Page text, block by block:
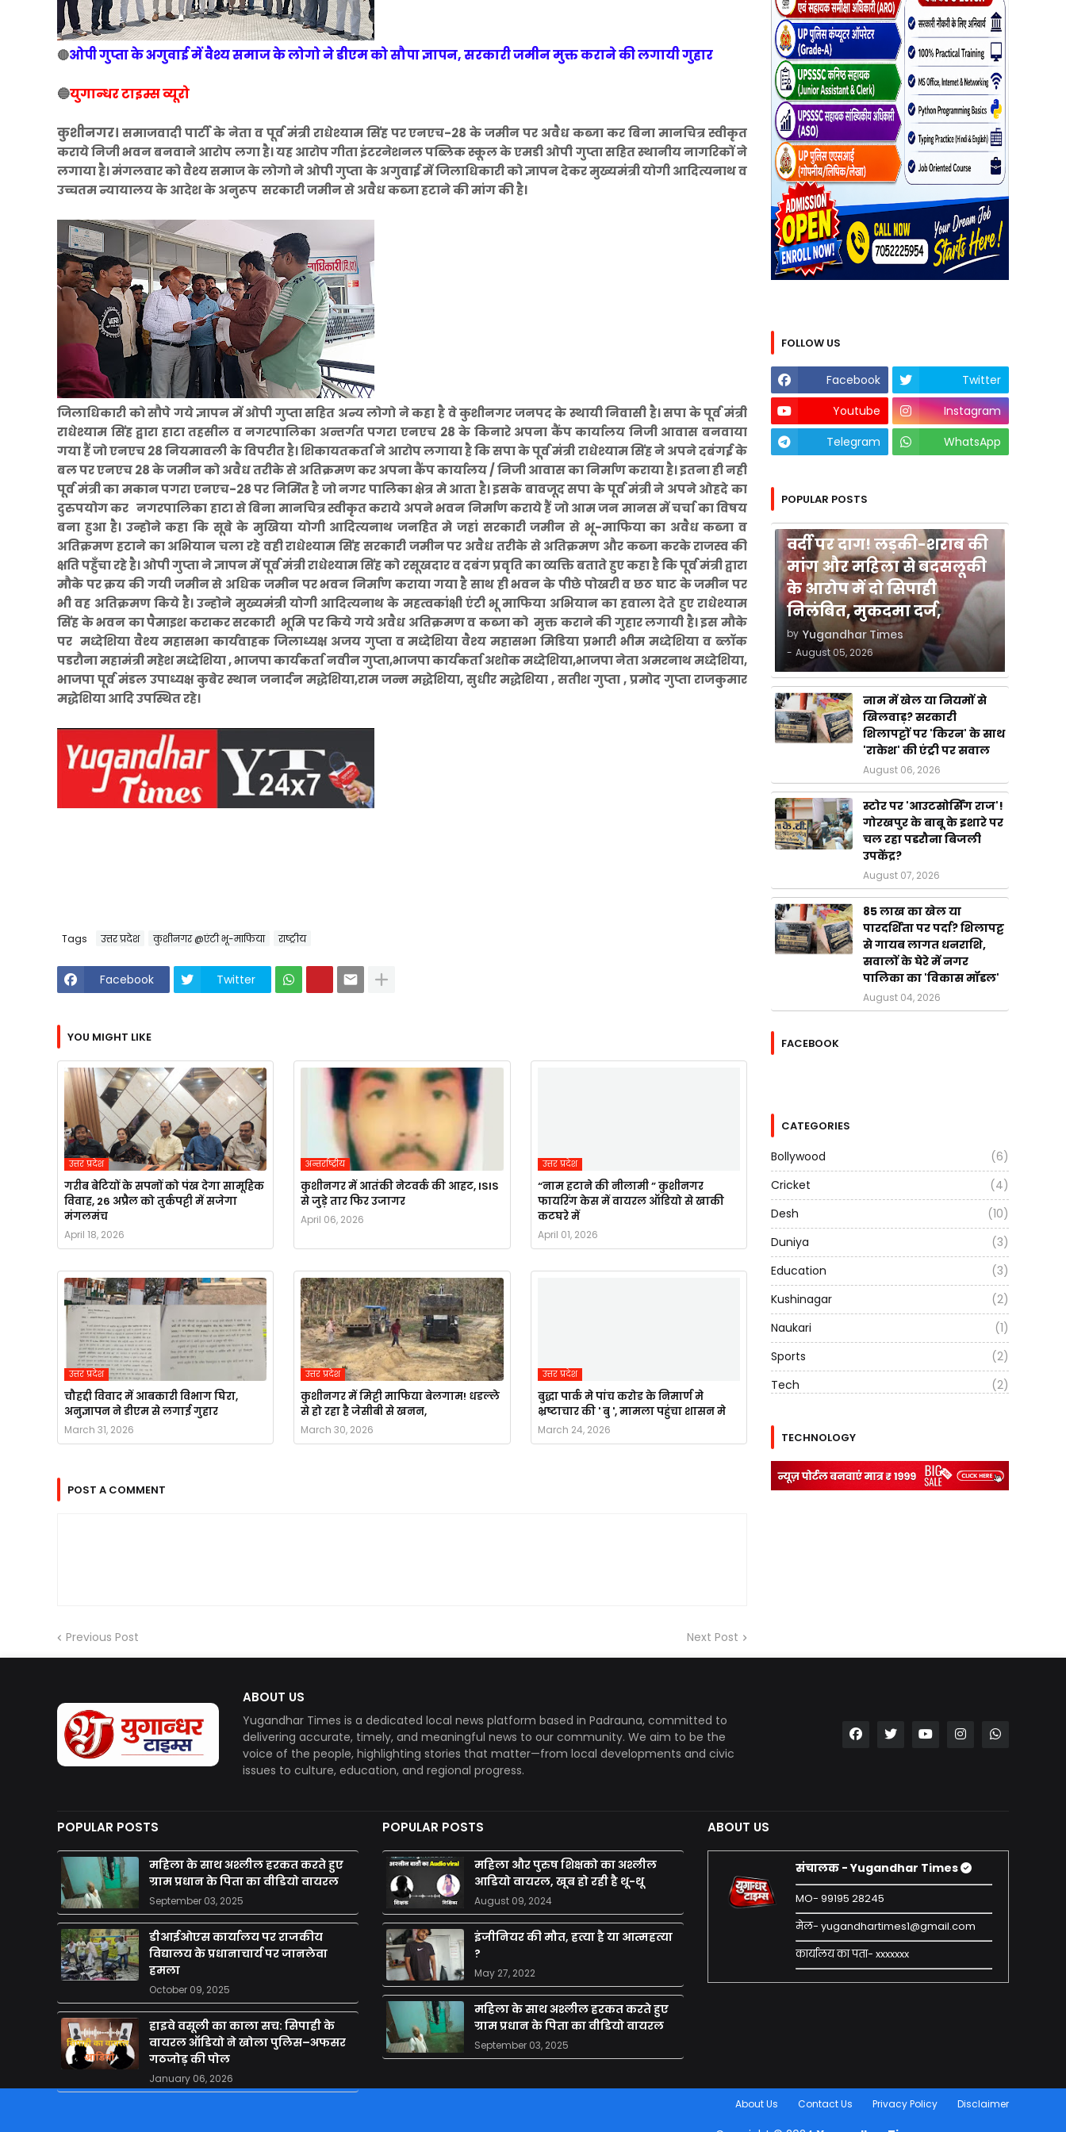
🔴ओपी गुप्ता के अगुवाई में वैश्य समाज के लोगो ने डीएम को सौपा ज्ञापन, सरकारी जमीन मुक्त कराने की लगायी गुहार
🔵युगान्धर टाइम्स व्यूरो
कुशीनगर। समाजवादी पार्टी के नेता व पूर्व मंत्री राधेश्याम सिंह पर एनएच-28 के जमीन पर अवैध कब्जा कर बिना मानचित्र स्वीकृत
कराये निजी भवन बनवाने आरोप लगा है। यह आरोप गीता इंटरनेशनल पब्लिक स्कूल के एमडी ओपी गुप्ता सहित स्थानीय नागरिकों ने
लगाया है। मंगलवार को वैश्य समाज के लोगो ने ओपी गुप्ता के अगुवाई में जिलाधिकारी को ज्ञापन देकर मुख्यमंत्री योगी आदित्यनाथ व
उच्चतम न्यायालय के आदेश के अनुरूप सरकारी जमीन से अवैध कब्जा हटाने की मांग की है।
जिलाधिकारी को सौपे गये ज्ञापन में ओपी गुप्ता सहित अन्य लोगो ने कहा है वे कुशीनगर जनपद के स्थायी निवासी है। सपा के पूर्व मंत्री
राधेश्याम सिंह ‌द्वारा हाटा तहसील व नगरपालिका अन्तर्गत पगरा एनएच 28 के किनारे अपना कैंप कार्यालय निजी आवास बनवाया
गया हैं जो एनएच 28 नियमावली के विपरीत है। शिकायतकर्ता ने आरोप लगाया है कि सपा के पूर्व मंत्री राधेश्याम सिंह ने अपने दबंगई के
बल पर एनएच 28 के जमीन को अवैध तरीके से अतिक्रमण कर अपना कैंप कार्यालय / निजी आवास का निर्माण कराया है। इतना ही नही
पूर्व मंत्री का मकान पगरा एनएच-28 पर निर्मित है जो नगर पालिका क्षेत्र मे आता है। इसके बावजूद सपा के पूर्व मंत्री ने अपने ओहदे का
दुरुपयोग कर नगरपालिका हाटा से बिना मानचित्र स्वीकृत कराये अपने भवन निर्माण कराये हैं जो आम जन मानस में चर्चा का विषय
बना हुआ है। उन्होने कहा कि सूबे के मुखिया योगी आदित्यनाथ जनहित मे जहां सरकारी जमीन से भू-माफिया का अवैध कब्जा व
अतिक्रमण हटाने का अभियान चला रहे वही राधेश्याम सिंह सरकारी जमीन पर अवैध तरीके से अतिक्रमण और कब्जा करके राजस्व की
क्षति पहुँचा रहे है। ओपी गुप्ता ने ज्ञापन में पूर्व मंत्री राधेश्याम सिंह को रसूखदार व दबंग प्रवृति का व्यक्ति बताते हुए कहा है कि पूर्व मंत्री द्वारा
मौके पर क्रय की गयी जमीन से अधिक जमीन पर भवन निर्माण कराया गया है साथ ही भवन के पीछे पोखरी व छठ घाट के जमीन पर
भी वह अतिक्रमण किये है। उन्होने मुख्यमंत्री योगी आदित्यनाथ के महत्वकांक्षी एंटी भू माफिया अभियान का हवाला देते हुए राधेश्याम
सिंह के भवन का पैमाइश कराकर सरकारी भूमि पर किये गये अवैध अतिक्रमण व कब्जा को मुक्त कराने की गुहार लगायी है। इस मौके
पर मध्देशिया वैश्य महासभा कार्यवाहक जिलाध्यक्ष अजय गुप्ता व मध्देशिया वैश्य महासभा मिडिया प्रभारी भीम मध्देशिया व ब्लॉक
पडरौना महामंत्री महेश मध्देशिया , भाजपा कार्यकर्ता नवीन गुप्ता,भाजपा कार्यकर्ता अशोक मध्देशिया,भाजपा नेता अमरनाथ मध्देशिया,
भाजपा पूर्व मंडल उपाध्यक्ष कुबेर स्थान जनार्दन मद्धेशिया,राम जन्म मद्धेशिया, सुधीर मद्धेशिया , सतीश गुप्ता , प्रमोद गुप्ता राजकुमार
मद्धेशिया आदि उपस्थित रहे।
Tags उत्तर प्रदेश कुशीनगर @एंटी भू-माफिया राष्ट्रीय
Facebook Twitter
YOU MIGHT LIKE
उत्तर प्रदेश
गरीब बेटियों के सपनों को पंख देगा सामूहिक
विवाह, 26 अप्रैल को तुर्कपट्टी में सजेगा
मंगलमंच
April 18, 2026
अन्तर्राष्ट्रीय
कुशीनगर में आतंकी नेटवर्क की आहट, ISIS
से जुड़े तार फिर उजागर
April 06, 2026
उत्तर प्रदेश
“नाम हटाने की नीलामी ” कुशीनगर
फायरिंग केस में वायरल ऑडियो से खाकी
कटघरे में
April 01, 2026
उत्तर प्रदेश
चौहद्दी विवाद में आबकारी विभाग घिरा,
अनुज्ञापन ने डीएम से लगाई गुहार
March 31, 2026
उत्तर प्रदेश
कुशीनगर में मिट्टी माफिया बेलगाम! धडल्ले
से हो रहा है जेसीबी से खनन,
March 30, 2026
उत्तर प्रदेश
बुद्धा पार्क मे पांच करोड के निमार्ण मे
भ्रष्टाचार की ' बु ', मामला पहुंचा शासन मे
March 24, 2026
POST A COMMENT
Previous Post Next Post
FOLLOW US
Facebook
Twitter
Youtube
Instagram
Telegram
WhatsApp
POPULAR POSTS
वर्दी पर दाग! लड़की-शराब की
मांग और महिला से बदसलूकी
के आरोप में दो सिपाही
निलंबित, मुकदमा दर्ज,
by Yugandhar Times
- August 05, 2026
नाम में खेल या नियमों से
खिलवाड़? सरकारी
शिलापट्टों पर 'किरन' के साथ
'राकेश' की एंट्री पर सवाल
August 06, 2026
स्टोर पर 'आउटसोर्सिंग राज'!
गोरखपुर के बाबू के इशारे पर
चल रहा पडरौना बिजली
उपकेंद्र?
August 07, 2026
85 लाख का खेल या
पारदर्शिता पर पर्दा? शिलापट्ट
से गायब लागत धनराशि,
सवालों के घेरे में नगर
पालिका का 'विकास मॉडल'
August 04, 2026
FACEBOOK
CATEGORIES
Bollywood
(6)
Cricket
(4)
Desh
(10)
Duniya
(3)
Education
(3)
Kushinagar
(2)
Naukari
(1)
Sports
(2)
Tech
(2)
TECHNOLOGY
ABOUT US
Yugandhar Times is a dedicated local news platform based in Padrauna, committed to
delivering accurate, timely, and meaningful news to our community. We aim to be the
voice of the people, highlighting stories that matter—from local developments and civic
issues to culture, education, and regional progress.
POPULAR POSTS
महिला के साथ अश्लील हरकत करते हुए
ग्राम प्रधान के पिता का वीडियो वायरल
September 03, 2025
डीआईओएस कार्यालय पर राजकीय
विद्यालय के प्रधानाचार्य पर जानलेवा
हमला
October 09, 2025
हाइवे वसूली का काला सच: सिपाही के
वायरल ऑडियो ने खोला पुलिस–अफसर
गठजोड़ की पोल
January 06, 2026
POPULAR POSTS
महिला और पुरुष शिक्षको का अश्लील
आडियो वायरल, खूब हो रही है थू-थू
August 09, 2024
इंजीनियर की मौत, हत्या है या आत्महत्या
?
May 27, 2022
महिला के साथ अश्लील हरकत करते हुए
ग्राम प्रधान के पिता का वीडियो वायरल
September 03, 2025
ABOUT US
संचालक - Yugandhar Times
MO- 99195 28245
मेल- yugandhartimes1@gmail.com
कार्यालय का पता- xxxxxxx
About Us Contact Us Privacy Policy Disclaimer